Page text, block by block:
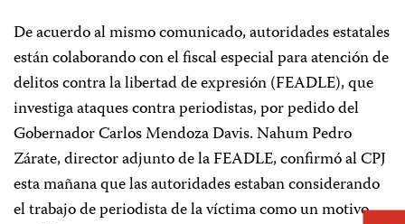
De acuerdo al mismo comunicado, autoridades estatales
están colaborando con el fiscal especial para atención de
delitos contra la libertad de expresión (FEADLE), que
investiga ataques contra periodistas, por pedido del
Gobernador Carlos Mendoza Davis. Nahum Pedro
Zárate, director adjunto de la FEADLE, confirmó al CPJ
esta mañana que las autoridades estaban considerando
el trabajo de periodista de la víctima como un motivo